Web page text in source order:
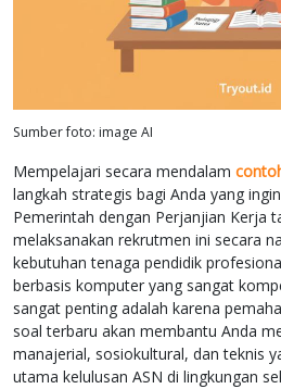
Sumber foto: image AI
Mempelajari secara mendalam
langkah strategis bagi Anda yang
Pemerintah dengan Perjanjian Kerja
melaksanakan rekrutmen ini secara
kebutuhan tenaga pendidik
berbasis komputer yang sangat
sangat penting adalah karena
soal terbaru akan membantu Anda
manajerial, sosiokultural, dan teknis
utama kelulusan ASN di lingkungan